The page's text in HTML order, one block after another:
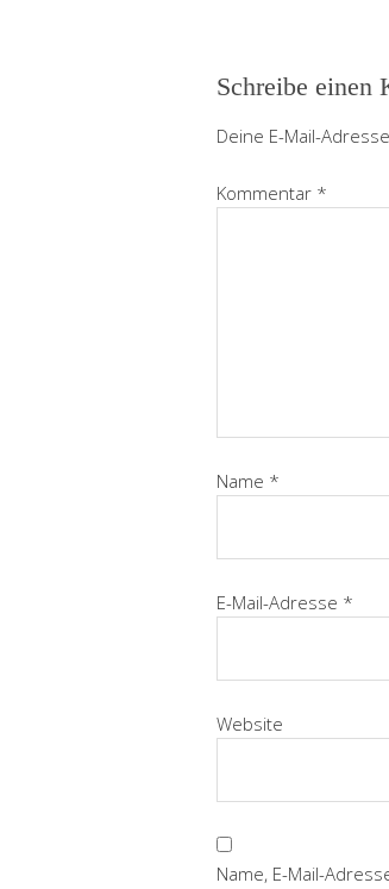
Schreibe einen
Deine E-Mail-
Kommentar *
Name *
E-Mail-Adresse *
Website
Name, E-Mail-